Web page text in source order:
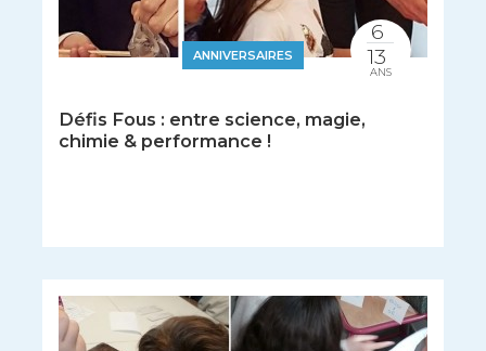
ANNIVERSAIRES
Défis Fous : entre science, magie,
chimie & performance !
6
13
ANS